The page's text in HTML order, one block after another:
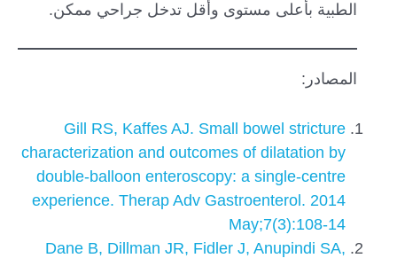
الطبية بأعلى مستوى وأقل تدخل جراحي ممكن.
المصادر:
Gill RS, Kaffes AJ. Small bowel stricture
characterization and outcomes of dilatation by
double-balloon enteroscopy: a single-centre
experience. Therap Adv Gastroenterol. 2014
May;7(3):108-14
Dane B, Dillman JR, Fidler J, Anupindi SA,